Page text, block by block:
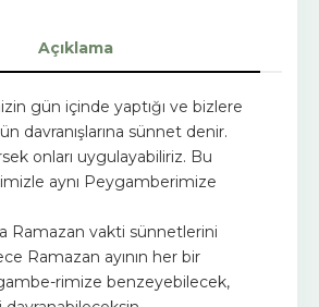
Açıklama
gün içinde yaptığı ve bizlere
davranışlarına sünnet denir.
onları uygulayabiliriz. Bu
aynı Peygamberimize
Ramazan vakti sünnetlerini
Ramazan ayının her bir
rimize benzeyebilecek,